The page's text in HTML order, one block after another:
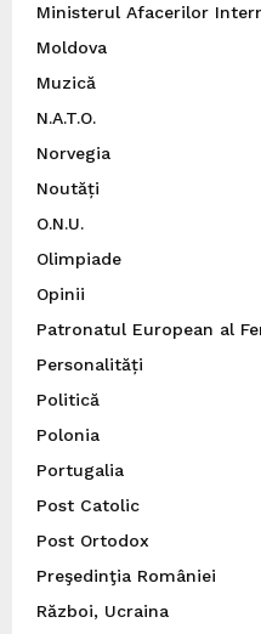
Ministerul Afacerilor
Moldova
Muzică
N.A.T.O.
Norvegia
Noutăți
O.N.U.
Olimpiade
Opinii
Patronatul European al
Personalități
Politică
Polonia
Portugalia
Post Catolic
Post Ortodox
Preşedinţia României
Război, Ucraina